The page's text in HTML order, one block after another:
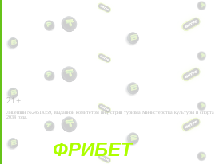
21+
Лицензии №24514359, выданной комитетом индустрии туризма Министерства культуры и спорта
2034 года.
ФРИБЕТ